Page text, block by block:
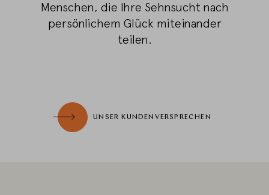
Menschen, die Ihre Sehnsucht nach
persönlichem Glück miteinander
teilen.
UNSER KUNDENVERSPRECHEN